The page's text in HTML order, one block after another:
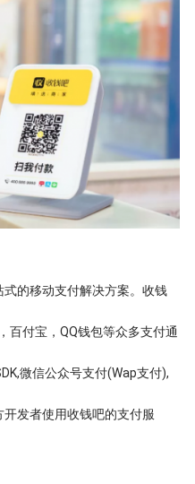
的移动支付解决方案。收钱
百付宝，QQ钱包等众多支付通
微信公众号支付(Wap支付),
发者使用收钱吧的支付服